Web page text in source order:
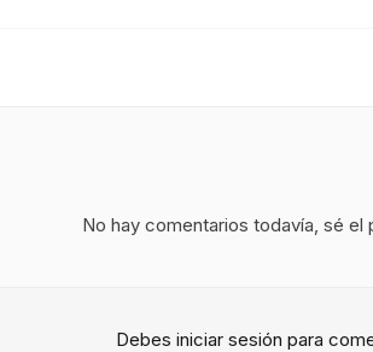
No hay comentarios todavía, sé el
Debes iniciar sesión para